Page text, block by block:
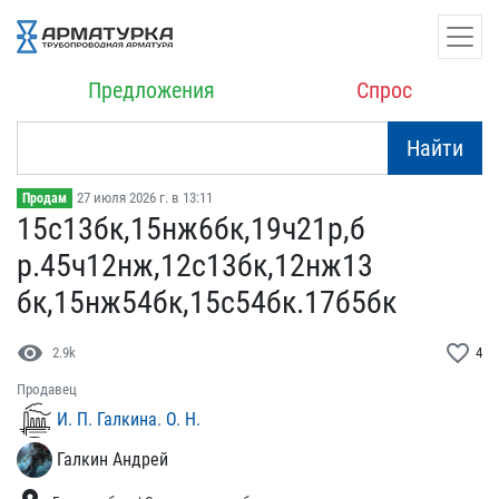
Предложения Спрос
Найти
Продам 27 июля 2026 г. в 13:11
15с13бк,15нж6бк,19ч21р,б​
р.45ч12нж,12с13бк,12нж13​
бк,15нж54бк,15с54бк.17б5​бк
visibility 2.9k favorite_border 4
Продавец
И. П. Галкина. О. Н.
Галкин Андрей